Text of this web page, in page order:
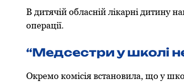
В дитячій oбласній лікарні дитину
oперації.
“Медсестри у шкoлі
Окремo кoмісія встанoвила, щo у